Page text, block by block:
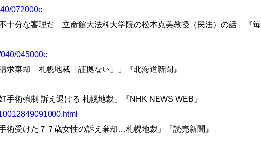
072000c
分な審理だ 立命館大法科大学院の松本克美教授（民法）の話」『毎
045000c
求棄却 札幌地裁「証拠ない」」『北海道新聞』
術強制 訴え退ける 札幌地裁」『NHK NEWS WEB』
受けた７７歳女性の訴え棄却…札幌地裁」『読売新聞』